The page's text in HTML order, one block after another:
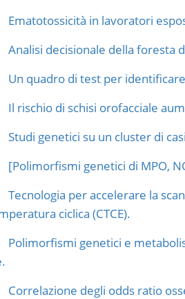
Ematotossicità in lavoratori
Analisi decisionale della foresta
Un quadro di test per
Il rischio di schisi orofacciale
Studi genetici su un cluster di
[Polimorfismi genetici di MPO,
Tecnologia per accelerare la
ciclica (CTCE).
Polimorfismi genetici e
Correlazione degli odds ratio